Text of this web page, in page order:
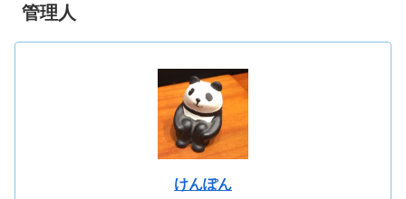
管理人
けんぽん